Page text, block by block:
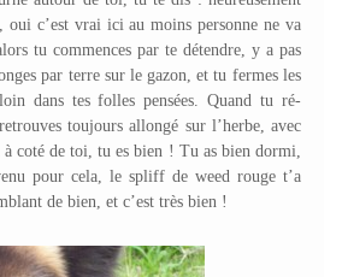
oui c’est vrai ici au moins personne ne va
tu commences par te détendre, y a pas
par terre sur le gazon, et tu fermes les
dans tes folles pensées. Quand tu ré-
toujours allongé sur l’herbe, avec
coté de toi, tu es bien ! Tu as bien dormi,
pour cela, le spliff de weed rouge t’a
de bien, et c’est très bien !